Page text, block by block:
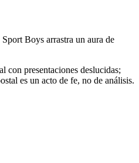
Boys arrastra un aura de
con presentaciones deslucidas;
es un acto de fe, no de análisis.